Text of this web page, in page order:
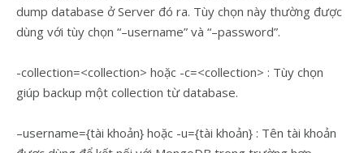
dump database ở Server đó ra. Tùy chọn này thường được
dùng với tùy chọn “–username” và “–password”.
-collection=<collection> hoặc -c=<collection> : Tùy chọn
giúp backup một collection từ database.
–username={tài khoản} hoặc -u={tài khoản} : Tên tài khoản